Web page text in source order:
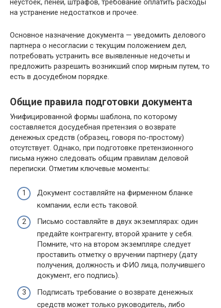
неустоек, пеней, штрафов, требование оплатить расходы
на устранение недостатков и прочее.
Основное назначение документа — уведомить делового
партнера о несогласии с текущим положением дел,
потребовать устранить все выявленные недочеты и
предложить разрешить возникший спор мирным путем, то
есть в досудебном порядке.
Общие правила подготовки документа
Унифицированной формы шаблона, по которому
составляется досудебная претензия о возврате
денежных средств (образец, говоря по-простому)
отсутствует. Однако, при подготовке претензионного
письма нужно следовать общим правилам деловой
переписки. Отметим ключевые моменты:
Документ составляйте на фирменном бланке
компании, если есть таковой.
Письмо составляйте в двух экземплярах: один
предайте контрагенту, второй храните у себя.
Помните, что на втором экземпляре следует
проставить отметку о вручении партнеру (дату
получения, должность и ФИО лица, получившего
документ, его подпись).
Подписать требование о возврате денежных
средств может только руководитель, либо